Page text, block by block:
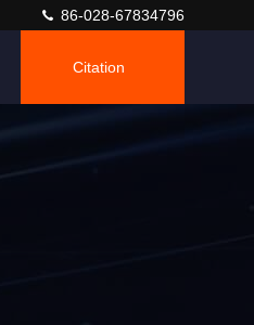
86-028-67834796
Citation